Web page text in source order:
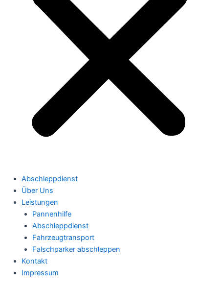
Abschleppdienst
Über Uns
Leistungen
Pannenhilfe
Abschleppdienst
Fahrzeugtransport
Falschparker abschleppen
Kontakt
Impressum